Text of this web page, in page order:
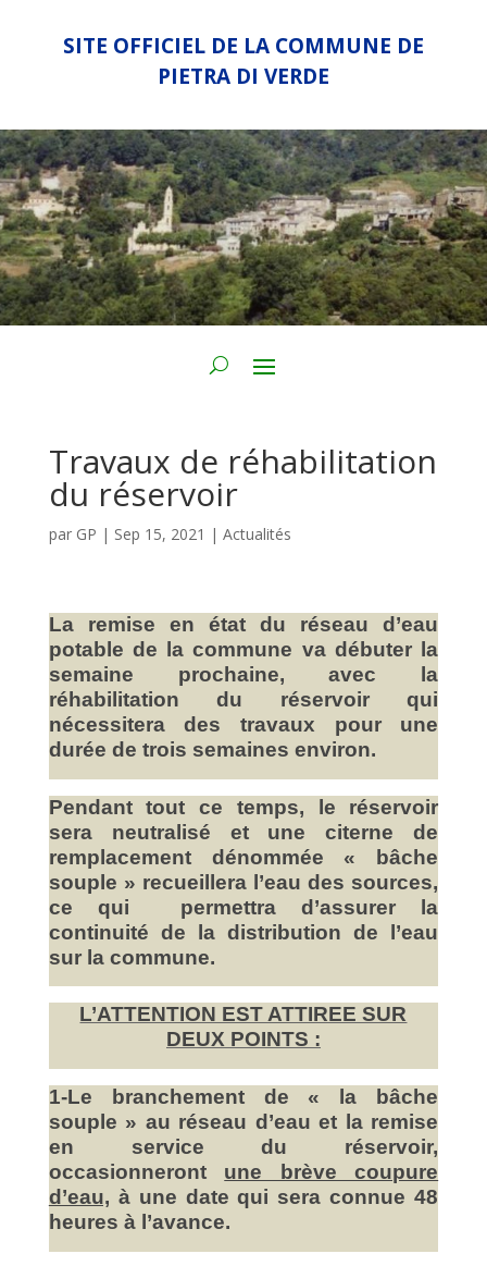
SITE OFFICIEL DE LA COMMUNE DE
PIETRA DI VERDE
Travaux de réhabilitation
du réservoir
par GP | Sep 15, 2021 | Actualités
La remise en état du réseau d’eau
potable de la commune va débuter la
semaine prochaine, avec la
réhabilitation du réservoir qui
nécessitera des travaux pour une
durée de trois semaines environ.
Pendant tout ce temps, le réservoir
sera neutralisé et une citerne de
remplacement dénommée « bâche
souple » recueillera l’eau des sources,
ce qui permettra d’assurer la
continuité de la distribution de l’eau
sur la commune.
L’ATTENTION EST ATTIREE SUR
DEUX POINTS :
1-Le branchement de « la bâche
souple » au réseau d’eau et la remise
en service du réservoir,
occasionneront une brève coupure
d’eau, à une date qui sera connue 48
heures à l’avance.